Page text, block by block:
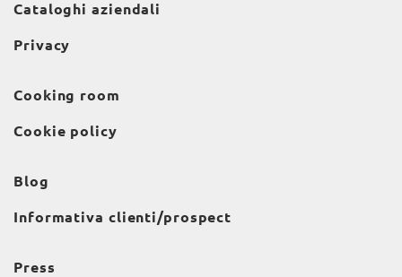
Cataloghi aziendali
Privacy
Cooking room
Cookie policy
Blog
Informativa clienti/prospect
Press